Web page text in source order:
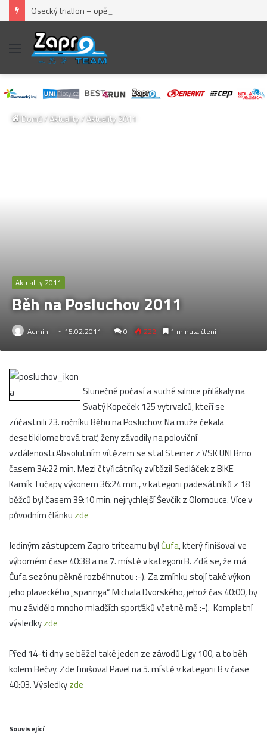
Osecký triatlon – opět pěkný „fičák“
Menu
Domů/Aktuality/Aktuality 2011
Aktuality 2011
Běh na Posluchov 2011
Admin 15.02.2011 0 222 1 minuta čtení
Slunečné počasí a suché silnice přilákaly na
Svatý Kopeček 125 vytrvalců, kteří se
zúčastnili 23. ročníku Běhu na Posluchov. Na muže čekala
desetikilometrová trať, ženy závodily na poloviční
vzdálenosti.Absolutním vítězem se stal Steiner z VSK UNI Brno
časem 34:22 min. Mezi čtyřicátníky zvítězil Sedláček z BIKE
Kamík Tučapy výkonem 36:24 min.,v kategorii padesátníků z 18
běžců byl časem 39:10 min. nejrychlejší Ševčík z Olomouce. Více v
původním článku zde
Jediným zástupcem Zapro triteamu byl Čufa, který finišoval ve
výborném čase 40:38 a na 7. místě v kategorii B. Zdá se, že má
Čufa sezónu pěkně rozběhnutou :-). Za zmínku stojí také výkon
jeho plaveckého „sparinga“ Michala Dvorského, jehož čas 40:00, by
mu závidělo mnoho mladších sporťáků včetně mě :-). Kompletní
výsledkyzde
Před 14-ti dny se běžel také jeden ze závodů Ligy 100, a to běh
kolem Bečvy. Zde finišoval Pavel na 5. místě v kategorii B v čase
40:03. Výsledkyzde
Související